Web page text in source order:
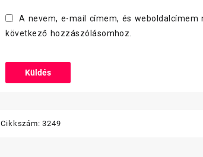
A nevem, e-mail címem, és weboldalcímem
következő hozzászólásomhoz.
Cikkszám:3249